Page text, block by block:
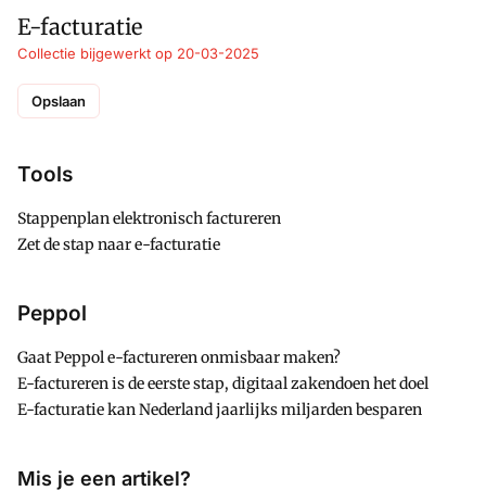
E-facturatie
Collectie bijgewerkt op 20-03-2025
Opslaan
Tools
Stappenplan elektronisch factureren
Zet de stap naar e-facturatie
Peppol
Gaat Peppol e-factureren onmisbaar maken?
E-factureren is de eerste stap, digitaal zakendoen het doel
E-facturatie kan Nederland jaarlijks miljarden besparen
Mis je een artikel?